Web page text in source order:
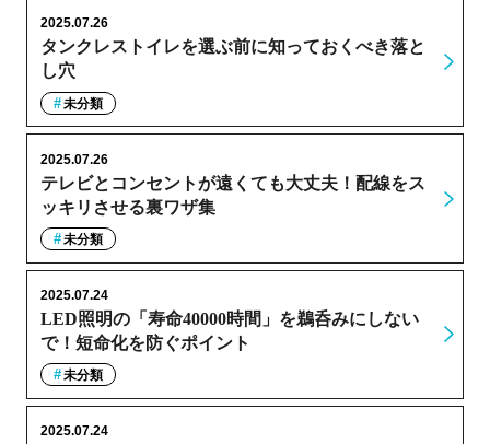
タンクレストイレを選ぶ前に知っておくべき落と
し穴
2025.07.26
未分類
テレビとコンセントが遠くても大丈夫！配線をス
ッキリさせる裏ワザ集
2025.07.26
未分類
LED照明の「寿命40000時間」を鵜呑みにしない
で！短命化を防ぐポイント
2025.07.24
未分類
2025.07.24